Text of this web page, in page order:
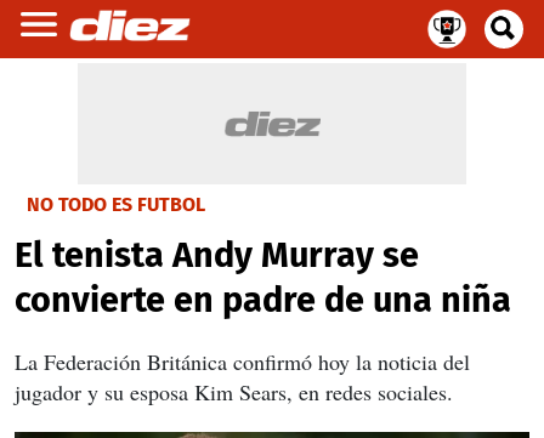
NO TODO ES FUTBOL
El tenista Andy Murray se
convierte en padre de una niña
La Federación Británica confirmó hoy la noticia del
jugador y su esposa Kim Sears, en redes sociales.